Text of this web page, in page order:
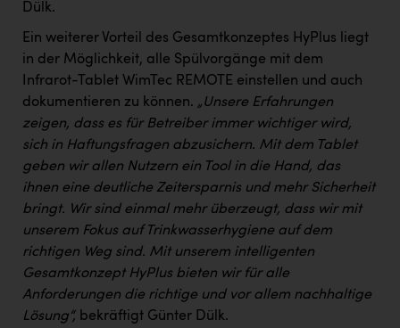
Dülk.
Ein weiterer Vorteil des Gesamtkonzeptes HyPlus liegt
in der Möglichkeit, alle Spülvorgänge mit dem
Infrarot-Tablet WimTec REMOTE einstellen und auch
dokumentieren zu können. „Unsere Erfahrungen
zeigen, dass es für Betreiber immer wichtiger wird,
sich in Haftungsfragen abzusichern. Mit dem Tablet
geben wir allen Nutzern ein Tool in die Hand, das
ihnen eine deutliche Zeitersparnis und mehr Sicherheit
bringt. Wir sind einmal mehr überzeugt, dass wir mit
unserem Fokus auf Trinkwasserhygiene auf dem
richtigen Weg sind. Mit unserem intelligenten
Gesamtkonzept HyPlus bieten wir für alle
Anforderungen die richtige und vor allem nachhaltige
Lösung“, bekräftigt Günter Dülk.